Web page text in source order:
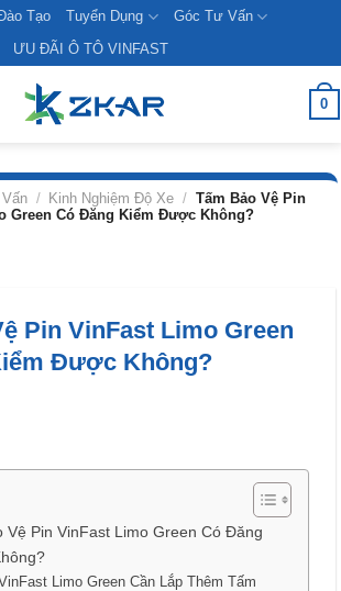
Tạo Tuyển Dụng
Góc Tư Vấn
ƯU ĐÃI Ô TÔ VINFAST
0
/ Kinh Nghiệm Độ Xe / Tấm Bảo Vệ Pin
Green Có Đăng Kiểm Được Không?
Pin VinFast Limo Green
Được Không?
Vệ Pin VinFast Limo Green Có Đăng
Limo Green Cần Lắp Thêm Tấm